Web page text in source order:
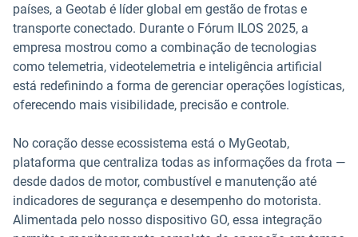
países, a Geotab é líder global em gestão de frotas e
transporte conectado. Durante o Fórum ILOS 2025, a
empresa mostrou como a combinação de tecnologias
como telemetria, videotelemetria e inteligência artificial
está redefinindo a forma de gerenciar operações logísticas,
oferecendo mais visibilidade, precisão e controle.
No coração desse ecossistema está o MyGeotab,
plataforma que centraliza todas as informações da frota —
desde dados de motor, combustível e manutenção até
indicadores de segurança e desempenho do motorista.
Alimentada pelo nosso dispositivo GO, essa integração